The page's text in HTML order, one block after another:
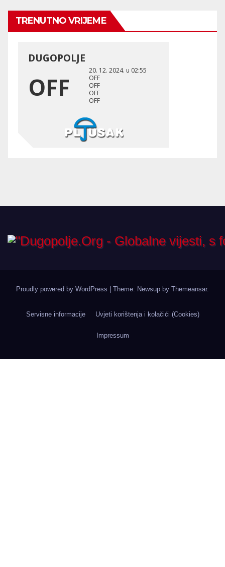
TRENUTNO VRIJEME
Proudly powered by WordPress | Theme: Newsup by Themeansar.
Servisne informacije Uvjeti korištenja i kolačići (Cookies)
Impressum